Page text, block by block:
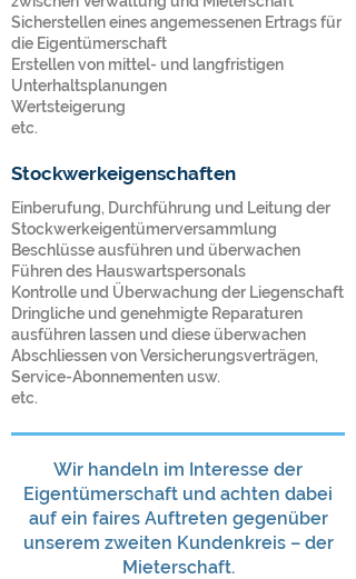
Sicherstellen eines angemessenen Ertrags für
die Eigentümerschaft
Erstellen von mittel- und langfristigen
Unterhaltsplanungen
Wertsteigerung
etc.
Stockwerkeigenschaften
Einberufung, Durchführung und Leitung der
Stockwerkeigentümerversammlung
Beschlüsse ausführen und überwachen
Führen des Hauswartspersonals
Kontrolle und Überwachung der Liegenschaft
Dringliche und genehmigte Reparaturen
ausführen lassen und diese überwachen
Abschliessen von Versicherungsverträgen,
Service-Abonnementen usw.
etc.
Wir handeln im Interesse der
Eigentümerschaft und achten dabei
auf ein faires Auftreten gegenüber
unserem zweiten Kundenkreis – der
Mieterschaft.